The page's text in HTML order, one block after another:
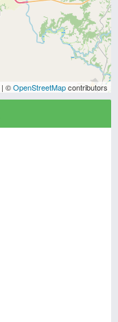
| ©OpenStreetMapcontributors